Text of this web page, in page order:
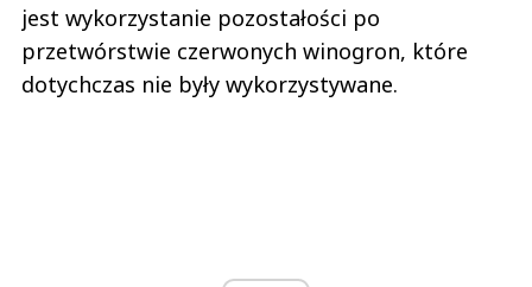
jest wykorzystanie pozostałości po
przetwórstwie czerwonych winogron, które
dotychczas nie były wykorzystywane.